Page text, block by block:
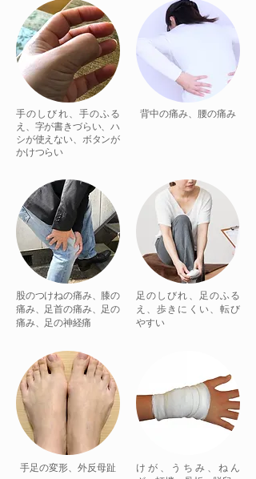
手のしびれ、手のふる
え、字が書きづらい、ハ
シが使えない、ボタンが
かけつらい
背中の痛み、腰の痛み
股のつけねの痛み、膝の
痛み、足首の痛み、足の
痛み、足の神経痛
足のしびれ、足のふる
え、歩きにくい、転び
やすい
手足の変形、外反母趾
けが、うちみ、ねん